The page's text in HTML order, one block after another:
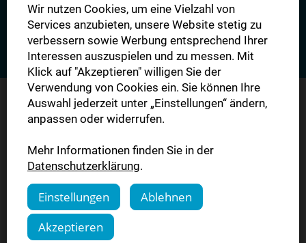
Alle Angebote
Sie haben Fragen?
Kontaktieren Sie uns.
Wir nutzen Cookies, um eine Vielzahl von
Services anzubieten, unsere Website stetig zu
verbessern sowie Werbung entsprechend Ihrer
Interessen auszuspielen und zu messen. Mit
Klick auf "Akzeptieren" willigen Sie der
Verwendung von Cookies ein. Sie können Ihre
Auswahl jederzeit unter „Einstellungen“ ändern,
anpassen oder widerrufen.
Mehr Informationen finden Sie in der
Datenschutzerklärung.
Einstellungen
Ablehnen
Akzeptieren